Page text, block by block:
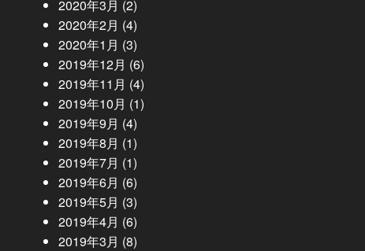
2020年3月 (2)
2020年2月 (4)
2020年1月 (3)
2019年12月 (6)
2019年11月 (4)
2019年10月 (1)
2019年9月 (4)
2019年8月 (1)
2019年7月 (1)
2019年6月 (6)
2019年5月 (3)
2019年4月 (6)
2019年3月 (8)